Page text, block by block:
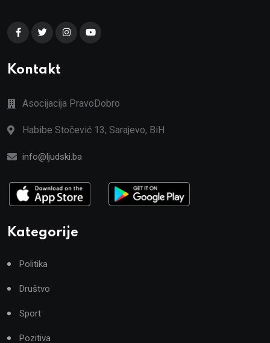
Kontakt
Asocijacija PravoDobro
Habibe Stočević 13, Sarajevo, BiH
info@ljudski.ba
Kategorije
Politika
Društvo
Sport
Pozitiva